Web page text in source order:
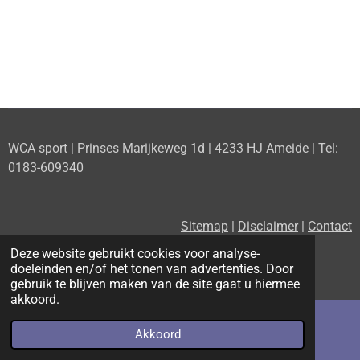
Deze website gebruikt cookies voor analyse-
doeleinden en/of het tonen van advertenties. Door
gebruik te blijven maken van de site gaat u hiermee
akkoord.
Akkoord
WCA sport | Prinses Marijkeweg 1d | 4233 HJ Ameide | Tel:
0183-609340
Sitemap | Disclaimer | Contact
F
a
c
e
o
P
i
n
t
r
X
I
n
t
g
Telefoonnummer